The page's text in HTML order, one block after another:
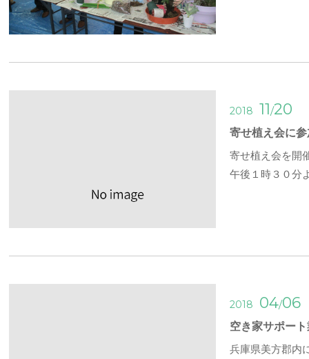
2018 11/20
寄せ植え会に
寄せ植え会を
午後１時３
2018 04/06
空き家サポー
兵庫県美方郡内